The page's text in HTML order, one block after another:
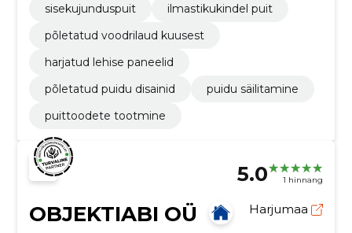
sisekujunduspuit
ilmastikukindel puit
põletatud voodrilaud kuusest
harjatud lehise paneelid
põletatud puidu disainid
puidu säilitamine
puittoodete tootmine
5.0 1 hinnang
OBJEKTIABI OÜ Harjumaa